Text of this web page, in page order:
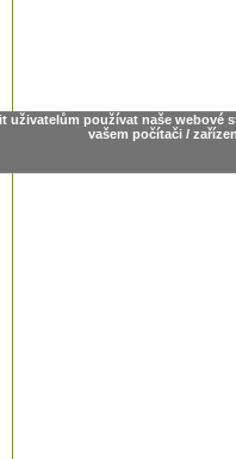
uživatelům používat naše webové
vašem počítači /